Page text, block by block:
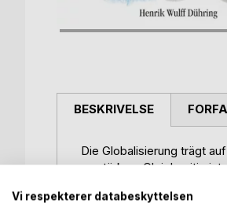
BESKRIVELSE
Die Globalisierung trägt
zu stärken. Gleichzeitig
beizubehalten. Das ist
Vi respekterer databeskyttelsen